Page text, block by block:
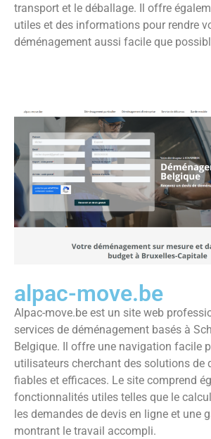
transport et le déballage. Il offre
utiles et des informations pour rendre
déménagement aussi facile que
alpac-move.be
Alpac-move.be est un site web
services de déménagement basés à
Belgique. Il offre une navigation facile
utilisateurs cherchant des solutions de
fiables et efficaces. Le site comprend
fonctionnalités utiles telles que le
les demandes de devis en ligne et une
montrant le travail accompli.